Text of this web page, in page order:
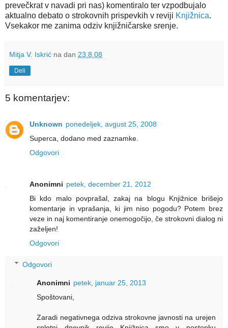
prevečkrat v navadi pri nas) komentiralo ter vzpodbujalo
aktualno debato o strokovnih prispevkih v reviji Knjižnica.
Vsekakor me zanima odziv knjižničarske srenje.
Mitja V. Iskrić na dan 23.8.08
Deli
5 komentarjev:
Unknown ponedeljek, avgust 25, 2008
Superca, dodano med zaznamke.
Odgovori
Anonimni petek, december 21, 2012
Bi kdo malo povprašal, zakaj na blogu Knjižnice brišejo
komentarje in vprašanja, ki jim niso pogodu? Potem brez
veze in naj komentiranje onemogočijo, če strokovni dialog ni
zaželjen!
Odgovori
Odgovori
Anonimni petek, januar 25, 2013
Spoštovani,
Zaradi negativnega odziva strokovne javnosti na urejen